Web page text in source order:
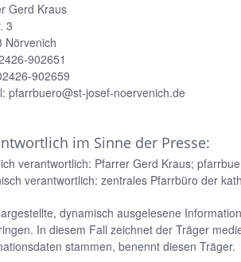
Gerd Kraus
3
Nörvenich
902651
902659
pfarrbuero@st-josef-noervenich.de
im Sinne der Presse:
verantwortlich: Pfarrer Gerd Kraus;
verantwortlich: zentrales Pfarrbüro der
dynamisch ausgelesene
In diesem Fall zeichnet der Träger
stammen, benennt diesen Träger.